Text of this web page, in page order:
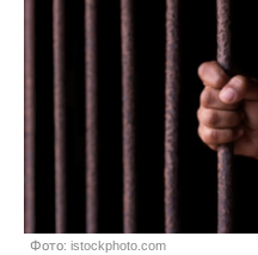
Фото: istockphoto.com